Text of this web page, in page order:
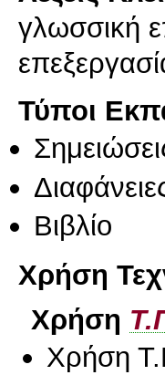
γλωσσική
Τύποι
Βιβλίο
Χρήση
Χρήση
Χρήση